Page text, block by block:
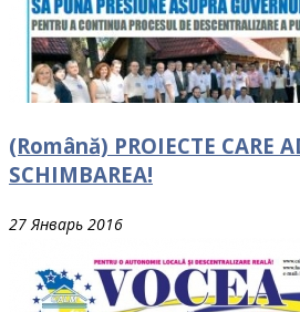
(Română) PROIECTE CARE
SCHIMBAREA!
27 Январь 2016